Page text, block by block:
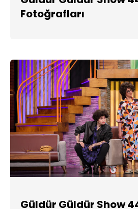
Fotoğrafları
Güldür Güldür Show